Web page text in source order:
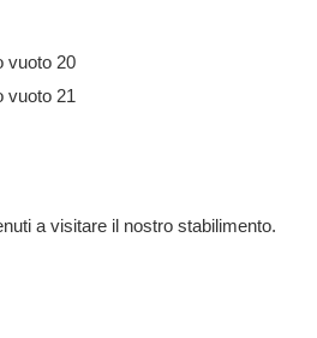
a visitare il nostro stabilimento.